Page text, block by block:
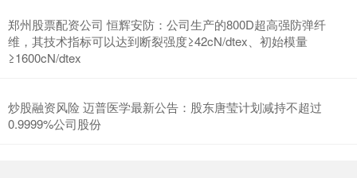
郑州股票配资公司 恒辉安防：公司生产的800D超高强防弹纤
维，其技术指标可以达到断裂强度≥42cN/dtex、初始模量
≥1600cN/dtex
炒股融资风险 迈普医学最新公告：股东唐莹计划减持不超过
0.9999%公司股份